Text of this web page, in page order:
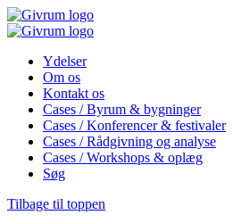
Ydelser
Om os
Kontakt os
Cases / Byrum & bygninger
Cases / Konferencer & festivaler
Cases / Rådgivning og analyse
Cases / Workshops & oplæg
Søg
Tilbage til toppen